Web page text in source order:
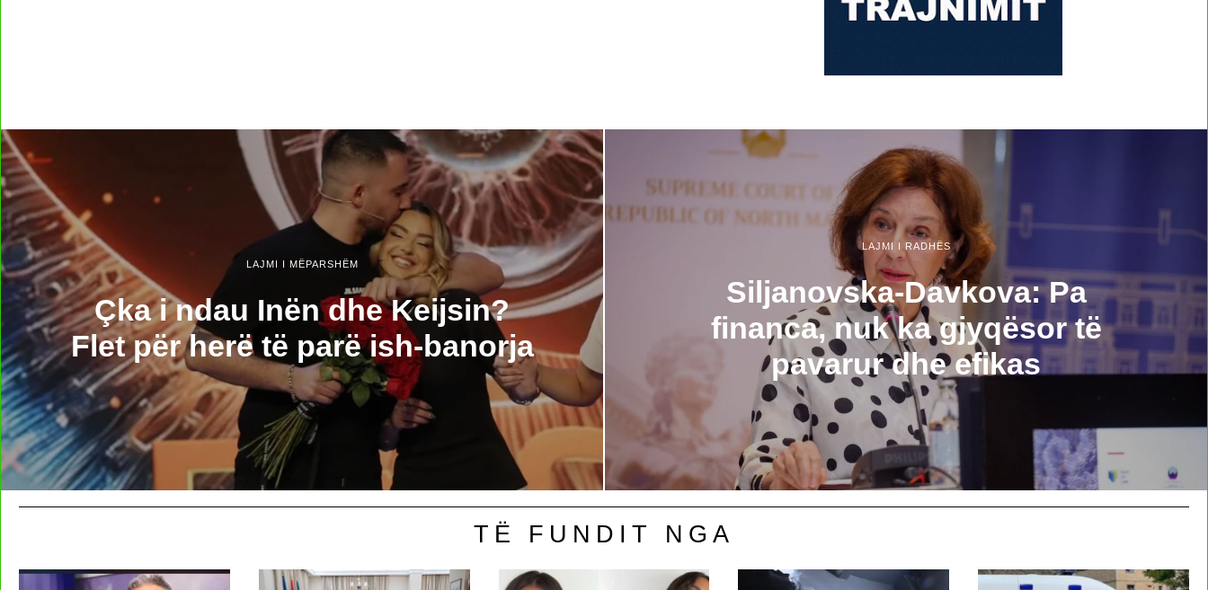
LAJMI I MËPARSHËM
Çka i ndau Inën dhe Keijsin?
Flet për herë të parë ish-banorja
LAJMI I RADHËS
Siljanovska-Davkova: Pa
financa, nuk ka gjyqësor të
pavarur dhe efikas
TË FUNDIT NGA